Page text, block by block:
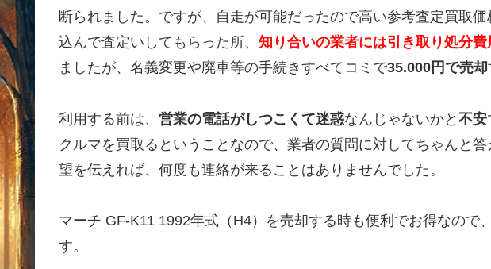
断られました。ですが、自走が可能だったので高い参考査定買取
込んで査定いしてもらった所、 知り合いの業者には引き取り処分
ましたが、名義変更や廃車等の手続きすべてコミで35.000円で売却
利用する前は、 営業の電話がしつこくて迷惑なんじゃないかと 不安
クルマを買取るということなので、業者の質問に対してちゃんと
望を伝えれば、何度も連絡が来ることはありませんでした。
マーチ GF-K11 1992年式（H4）を売却する時も便利でお得なので
す。